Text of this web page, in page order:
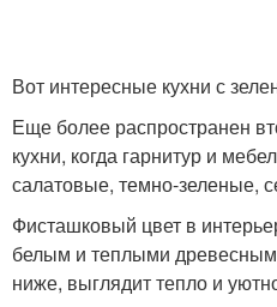
Вот интересные кухни с
Еще более распространен
кухни, когда гарнитур и
салатовые, темно-зеленые,
Фисташковый цвет в
белым и теплыми
ниже, выглядит тепло и